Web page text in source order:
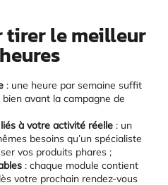
tirer le meilleur
: une heure par semaine suffit
avant la campagne de
à votre activité réelle : un
besoins qu’un spécialiste
vos produits phares ;
: chaque module contient
votre prochain rendez-vous